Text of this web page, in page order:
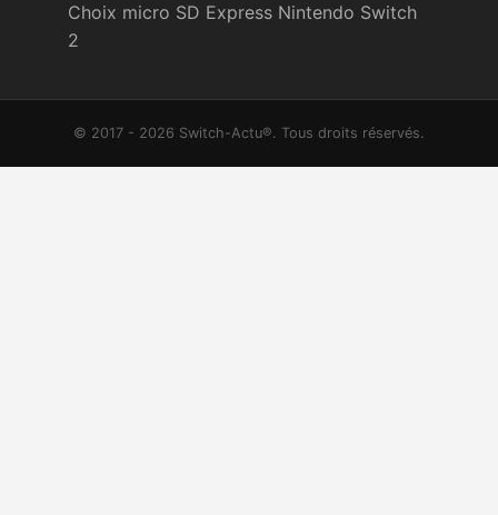
Choix micro SD Express Nintendo Switch
2
© 2017 - 2026 Switch-Actu®. Tous droits réservés.